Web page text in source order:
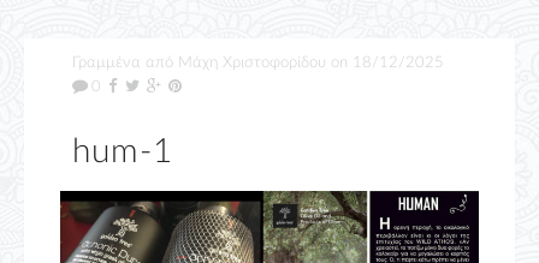
Γραμμένα από Μάχη Χριστοφορίδου on 18/12/2025
0
hum-1